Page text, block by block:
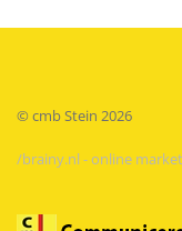
© cmb Stein 2026
/brainy.nl - online